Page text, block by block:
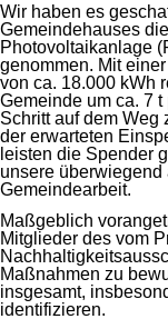
Wir haben es
Gemeindehauses
Photovoltaikanlage
genommen. Mit
von ca. 18.000 kWh
Gemeinde um ca. 7 t
Schritt auf dem Weg
der erwarteten
leisten die Spender
unsere
Gemeindearbeit.
Maßgeblich
Mitglieder des vom
Maßnahmen zu
insgesamt,
identifizieren.